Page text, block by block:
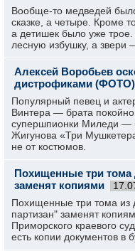
Вообще-то медведей
сказке, а четыре. Кроме
а детишек было уже
лесную избушку, а звери
Алексей Воробьев
дистрофиками (ФОТО)
Популярный певец и
Винтера — брата
супершпионки Миледи —
Жигунова «Три
не от костюмов.
Похищенные три тома
заменят копиями
Похищенные три тома из
партизан" заменят
Приморского краевого
есть копии документов в